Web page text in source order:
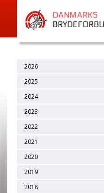
2026
2025
2024
2023
2022
2021
2020
2019
2018